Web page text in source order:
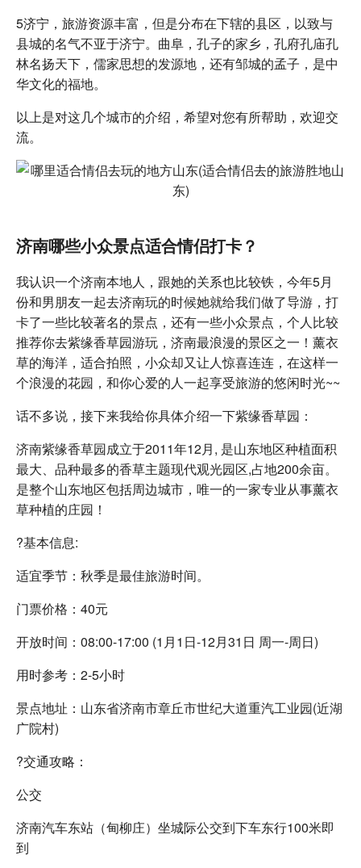
5济宁，旅游资源丰富，但是分布在下辖的县区，以致与
县城的名气不亚于济宁。曲阜，孔子的家乡，孔府孔庙孔
林名扬天下，儒家思想的发源地，还有邹城的孟子，是中
华文化的福地。
以上是对这几个城市的介绍，希望对您有所帮助，欢迎交
流。
济南哪些小众景点适合情侣打卡？
我认识一个济南本地人，跟她的关系也比较铁，今年5月
份和男朋友一起去济南玩的时候她就给我们做了导游，打
卡了一些比较著名的景点，还有一些小众景点，个人比较
推荐你去紫缘香草园游玩，济南最浪漫的景区之一！薰衣
草的海洋，适合拍照，小众却又让人惊喜连连，在这样一
个浪漫的花园，和你心爱的人一起享受旅游的悠闲时光~~
话不多说，接下来我给你具体介绍一下紫缘香草园：
济南紫缘香草园成立于2011年12月, 是山东地区种植面积
最大、品种最多的香草主题现代观光园区,占地200余亩。
是整个山东地区包括周边城市，唯一的一家专业从事薰衣
草种植的庄园！
?基本信息:
适宜季节：秋季是最佳旅游时间。
门票价格：40元
开放时间：08:00-17:00 (1月1日-12月31日 周一-周日)
用时参考：2-5小时
景点地址：山东省济南市章丘市世纪大道重汽工业园(近湖
广院村)
?交通攻略：
公交
济南汽车东站（甸柳庄）坐城际公交到下车东行100米即
到